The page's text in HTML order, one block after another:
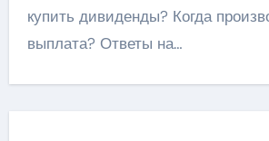
купить дивиденды? Когда
выплата? Ответы на…